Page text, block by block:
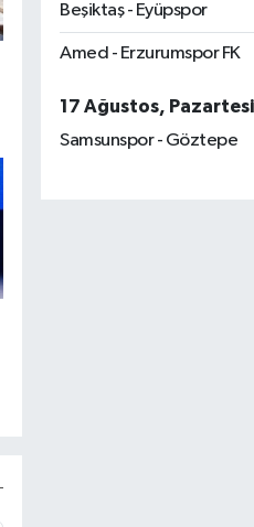
Beşiktaş - Eyüpspor
Amed - Erzurumspor FK
17 Ağustos, Pazartesi
Samsunspor - Göztepe